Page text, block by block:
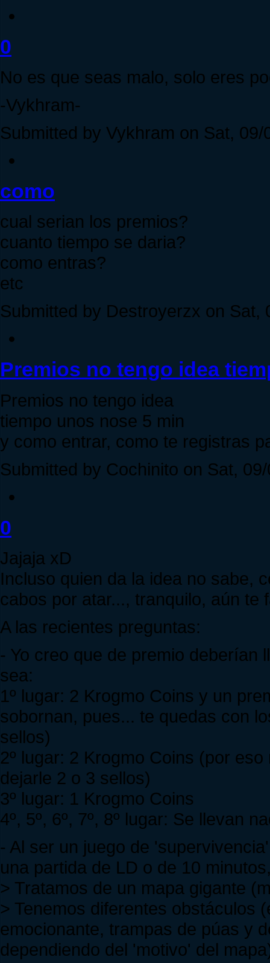
0
No es que seas malo, solo eres
-Vykhram-
Submitted by Vykhram on Sat,
como
cual serian los premios?
cuanto tiempo se daria?
como entras?
etc
Submitted by Destroyerzx on Sat,
Premios no tengo idea
Premios no tengo idea
tiempo unos nose 5 min
y como entrar, como te registras
Submitted by Cochinito on Sat,
0
Jajaja xD
Incluso quien da la idea no sabe,
cabos por atar..., tranquilo, aún te
A las recientes preguntas:
- Yo creo que de premio deberían
sea:
1º lugar: 2 Krogmo Coins y un
sobornan, pues... te quedas con
sellos)
2º lugar: 2 Krogmo Coins (por
dejarle 2 o 3 sellos)
3º lugar: 1 Krogmo Coins
4º, 5º, 6º, 7º, 8º lugar: Se llevan
- Al ser un juego de
una partida de LD o de 10
> Tratamos de un mapa gigante
> Tenemos diferentes obstáculos
emocionante, trampas de púas y
dependiendo del 'motivo' del